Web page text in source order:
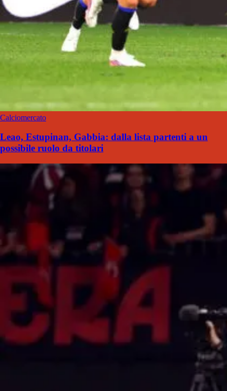
Calciomercato
Leao, Estupinan, Gabbia: dalla lista partenti a un
possibile ruolo da titolari